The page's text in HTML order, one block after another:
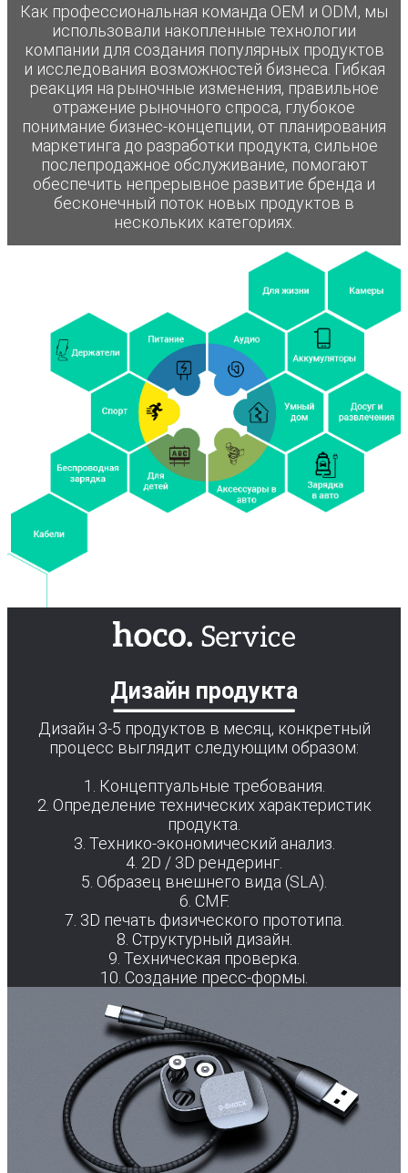
Как профессиональная команда OEM и ODM, мы
использовали накопленные технологии
компании для создания популярных продуктов
и исследования возможностей бизнеса. Гибкая
реакция на рыночные изменения, правильное
отражение рыночного спроса, глубокое
понимание бизнес-концепции, от планирования
маркетинга до разработки продукта, сильное
послепродажное обслуживание, помогают
обеспечить непрерывное развитие бренда и
бесконечный поток новых продуктов в
нескольких категориях.
Дизайн продукта
Дизайн 3-5 продуктов в месяц, конкретный
процесс выглядит следующим образом:
1. Концептуальные требования.
2. Определение технических характеристик
продукта.
3. Технико-экономический анализ.
4. 2D / 3D рендеринг.
5. Образец внешнего вида (SLA).
6. CMF.
7. 3D печать физического прототипа.
8. Структурный дизайн.
9. Техническая проверка.
10. Создание пресс-формы.